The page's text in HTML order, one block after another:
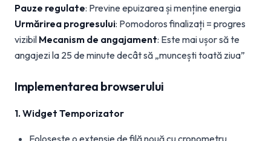
Pauze regulate: Previne epuizarea și menține energia
Urmărirea progresului: Pomodoros finalizați = progres
vizibil Mecanism de angajament: Este mai ușor să te
angajezi la 25 de minute decât să „muncești toată ziua”
Implementarea browserului
1. Widget Temporizator
Folosește o extensie de filă nouă cu cronometru